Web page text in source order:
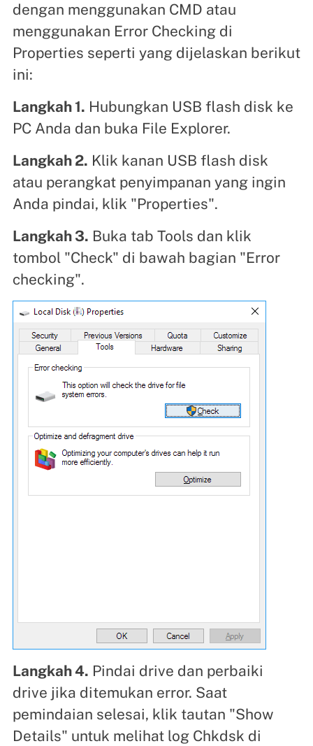
dengan menggunakan CMD atau
menggunakan Error Checking di
Properties seperti yang dijelaskan berikut
ini:
Langkah 1. Hubungkan USB flash disk ke
PC Anda dan buka File Explorer.
Langkah 2. Klik kanan USB flash disk
atau perangkat penyimpanan yang ingin
Anda pindai, klik "Properties".
Langkah 3. Buka tab Tools dan klik
tombol "Check" di bawah bagian "Error
checking".
Langkah 4. Pindai drive dan perbaiki
drive jika ditemukan error. Saat
pemindaian selesai, klik tautan "Show
Details" untuk melihat log Chkdsk di